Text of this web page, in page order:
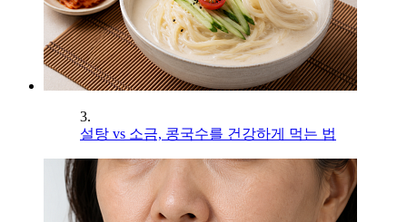
3.
설탕 vs 소금, 콩국수를 건강하게 먹는 법